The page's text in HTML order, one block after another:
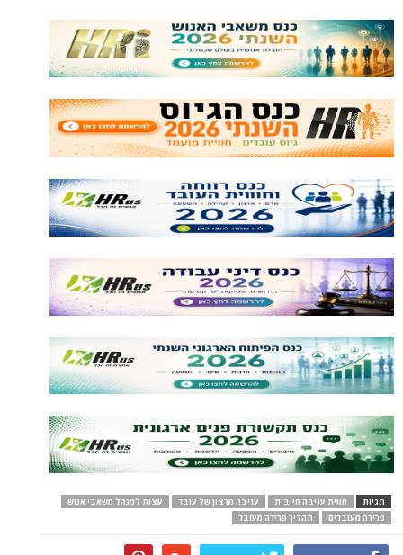
תגיות חווית עזיבה חיובית עזיבה מרצון של עובד
עצות למנהל משאבי אנוש
פרידה מעובדים
תהליך פרידה מעובד